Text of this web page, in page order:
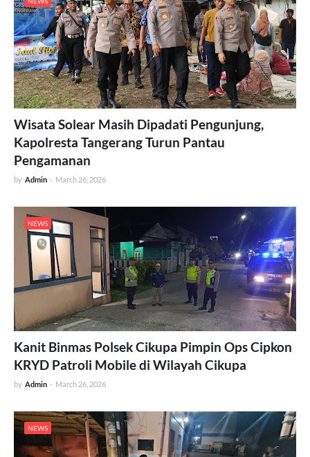
Wisata Solear Masih Dipadati Pengunjung,
Kapolresta Tangerang Turun Pantau
Pengamanan
by Admin - March 26, 2026
NEWS
Kanit Binmas Polsek Cikupa Pimpin Ops Cipkon
KRYD Patroli Mobile di Wilayah Cikupa
by Admin - March 26, 2026
NEWS